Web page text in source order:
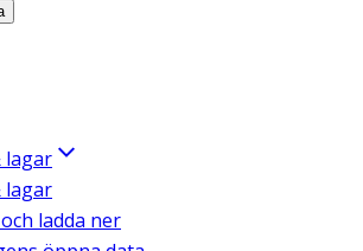
lagar
lagar
ladda ner